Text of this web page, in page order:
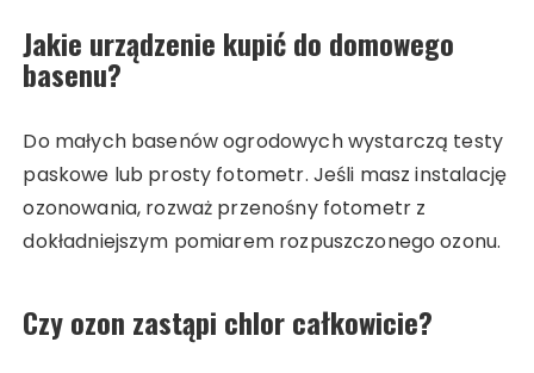
Jakie urządzenie kupić do domowego
basenu?
Do małych basenów ogrodowych wystarczą testy
paskowe lub prosty fotometr. Jeśli masz instalację
ozonowania, rozważ przenośny fotometr z
dokładniejszym pomiarem rozpuszczonego ozonu.
Czy ozon zastąpi chlor całkowicie?